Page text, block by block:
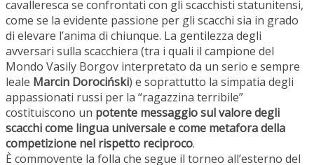
cavalleresca se confrontati con gli scacchisti statunitensi,
come se la evidente passione per gli scacchi sia in grado
di elevare l’anima di chiunque. La gentilezza degli
avversari sulla scacchiera (tra i quali il campione del
Mondo Vasily Borgov interpretato da un serio e sempre
leale Marcin Dorociński) e soprattutto la simpatia degli
appassionati russi per la “ragazzina terribile”
costituiscono un potente messaggio sul valore degli
scacchi come lingua universale e come metafora della
competizione nel rispetto reciproco.
È commovente la folla che segue il torneo all’esterno del